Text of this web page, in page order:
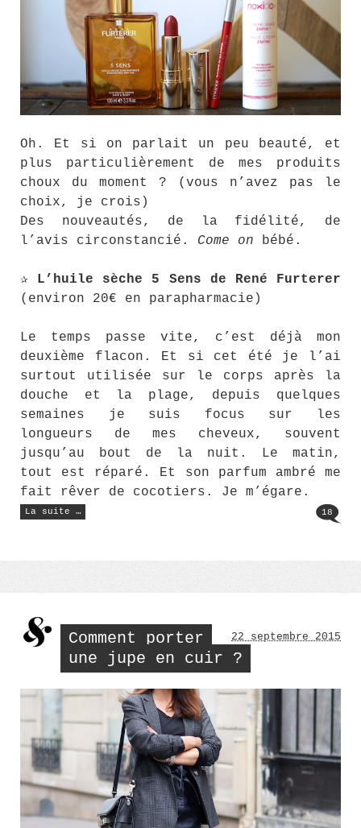
Oh. Et si on parlait un peu beauté, et
plus particulièrement de mes produits
choux du moment ? (vous n’avez pas le
choix, je crois)
Des nouveautés, de la fidélité, de
l’avis circonstancié. Come on bébé.
✰ L’huile sèche 5 Sens de René Furterer
(environ 20€ en parapharmacie)
Le temps passe vite, c’est déjà mon
deuxième flacon. Et si cet été je l’ai
surtout utilisée sur le corps après la
douche et la plage, depuis quelques
semaines je suis focus sur les
longueurs de mes cheveux, souvent
jusqu’au bout de la nuit. Le matin,
tout est réparé. Et son parfum ambré me
fait rêver de cocotiers. Je m’égare.
La suite …
« 4
produits
18
Comment porter
une jupe en cuir ?
22 septembre 2015